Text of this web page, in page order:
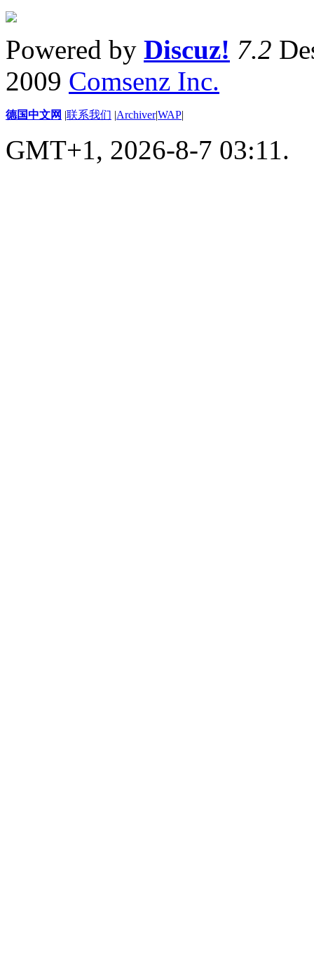
Powered by Discuz! 7.2
2009 Comsenz Inc.
德国中文网 |联系我们 |Archiver|WAP|
GMT+1, 2026-8-7 03:11.